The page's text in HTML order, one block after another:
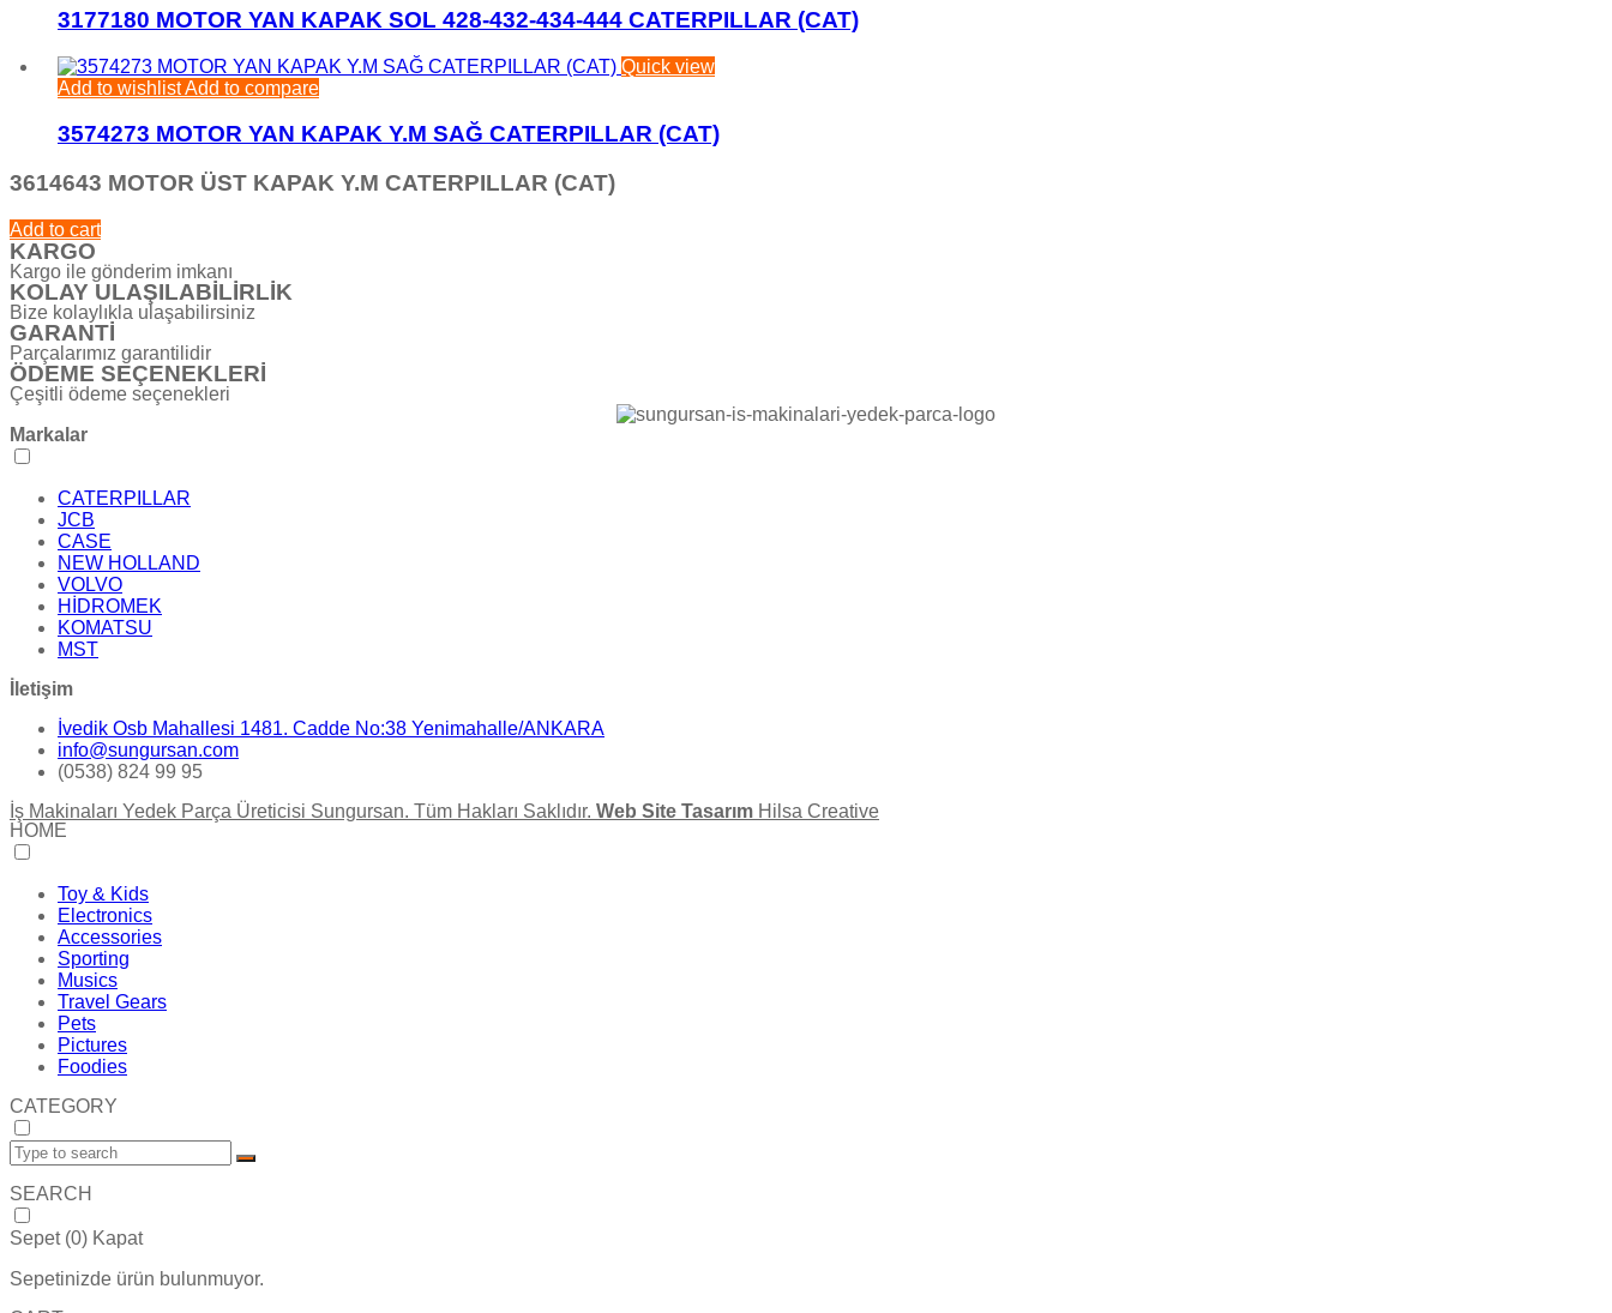
3177180 MOTOR YAN KAPAK SOL 428-432-434-444 CATERPILLAR (CAT)
Quick view
Add to wishlistAdd to compare
3574273 MOTOR YAN KAPAK Y.M SAĞ CATERPILLAR (CAT)
3614643 MOTOR ÜST KAPAK Y.M CATERPILLAR (CAT)
Add to cart
KARGO
Kargo ile gönderim imkanı
KOLAY ULAŞILABİLİRLİK
Bize kolaylıkla ulaşabilirsiniz
GARANTİ
Parçalarımız garantilidir
ÖDEME SEÇENEKLERİ
Çeşitli ödeme seçenekleri
Markalar
CATERPILLAR
JCB
CASE
NEW HOLLAND
VOLVO
HİDROMEK
KOMATSU
MST
İletişim
İvedik Osb Mahallesi 1481. Cadde No:38 Yenimahalle/ANKARA
info@sungursan.com
(0538) 824 99 95
İş Makinaları Yedek Parça Üreticisi Sungursan. Tüm Hakları Saklıdır. Web Site Tasarım Hilsa Creative
HOME
Toy & Kids
Electronics
Accessories
Sporting
Musics
Travel Gears
Pets
Pictures
Foodies
CATEGORY
SEARCH
Sepet (0) Kapat
Sepetinizde ürün bulunmuyor.